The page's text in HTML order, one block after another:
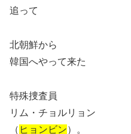
追って
北朝鮮から
韓国へやって来た
特殊捜査員
リム・チョルリョン
（ ヒョンビン）。